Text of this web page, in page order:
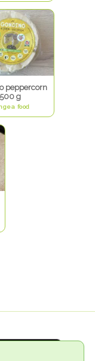
peppercorn
500 g
food